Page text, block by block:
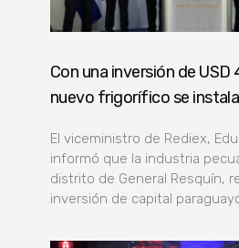
Con una inversión de USD
nuevo frigorífico se
El viceministro de Rediex,
informó que la industria
distrito de General Resquín,
inversión de capital